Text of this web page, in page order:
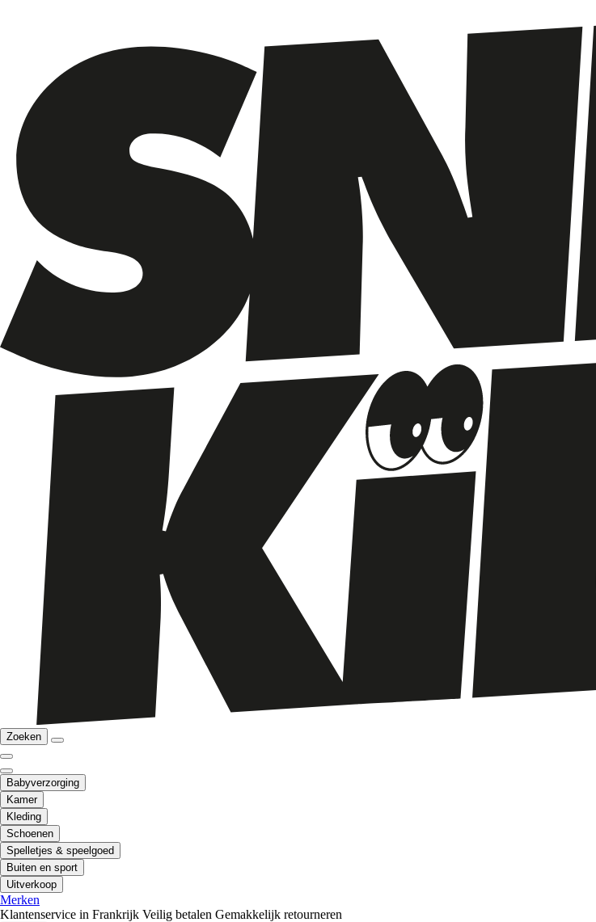
Zoeken
Babyverzorging
Kamer
Kleding
Schoenen
Spelletjes & speelgoed
Buiten en sport
Uitverkoop
Merken
Klantenservice in Frankrijk Veilig betalen Gemakkelijk retourneren